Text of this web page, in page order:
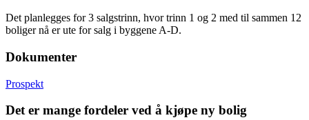
Det planlegges for 3 salgstrinn, hvor trinn 1 og 2 med til sammen 12
boliger nå er ute for salg i byggene A-D.
Dokumenter
Prospekt
Det er mange fordeler ved å kjøpe ny bolig